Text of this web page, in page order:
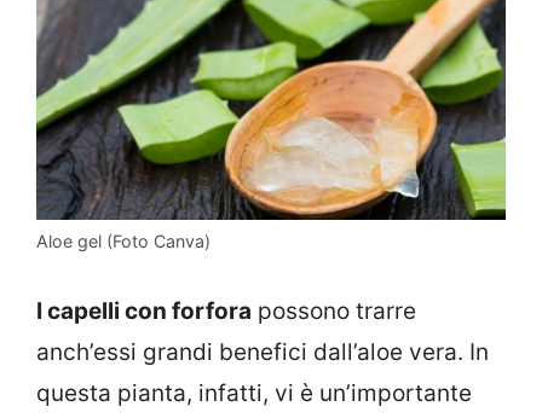
Aloe gel (Foto Canva)
I capelli con forfora possono trarre
anch’essi grandi benefici dall’aloe vera. In
questa pianta, infatti, vi è un’importante